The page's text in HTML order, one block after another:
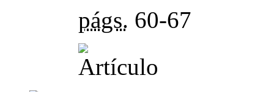
págs. 60-67